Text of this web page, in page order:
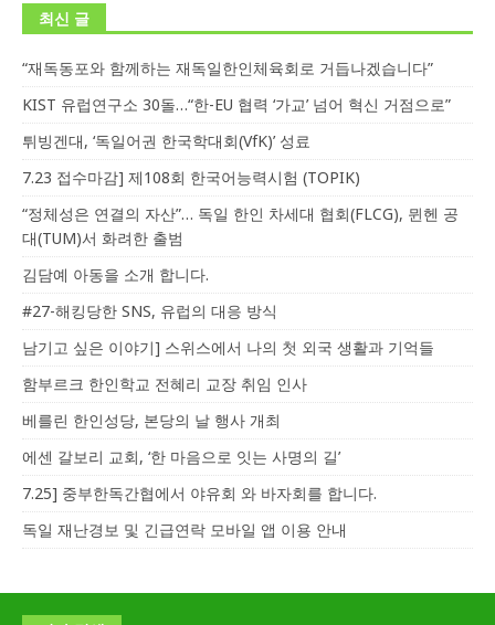
최신 글
“재독동포와 함께하는 재독일한인체육회로 거듭나겠습니다”
KIST 유럽연구소 30돌…“한-EU 협력 ‘가교’ 넘어 혁신 거점으로”
튀빙겐대, ‘독일어권 한국학대회(VfK)’ 성료
7.23 접수마감] 제108회 한국어능력시험 (TOPIK)
“정체성은 연결의 자산”… 독일 한인 차세대 협회(FLCG), 뮌헨 공
대(TUM)서 화려한 출범
김담예 아동을 소개 합니다.
#27-해킹당한 SNS, 유럽의 대응 방식
남기고 싶은 이야기] 스위스에서 나의 첫 외국 생활과 기억들
함부르크 한인학교 전혜리 교장 취임 인사
베를린 한인성당, 본당의 날 행사 개최
에센 갈보리 교회, ‘한 마음으로 잇는 사명의 길’
7.25] 중부한독간협에서 야유회 와 바자회를 합니다.
독일 재난경보 및 긴급연락 모바일 앱 이용 안내